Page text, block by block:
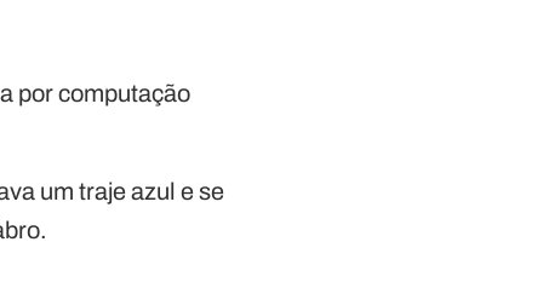
por computação
um traje azul e se